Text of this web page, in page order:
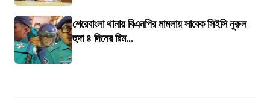
শেরেবাংলা থানায় বিএনপির মামলায় সাবেক সিইসি নুরুল
হুদা ৪ দিনের রিম...